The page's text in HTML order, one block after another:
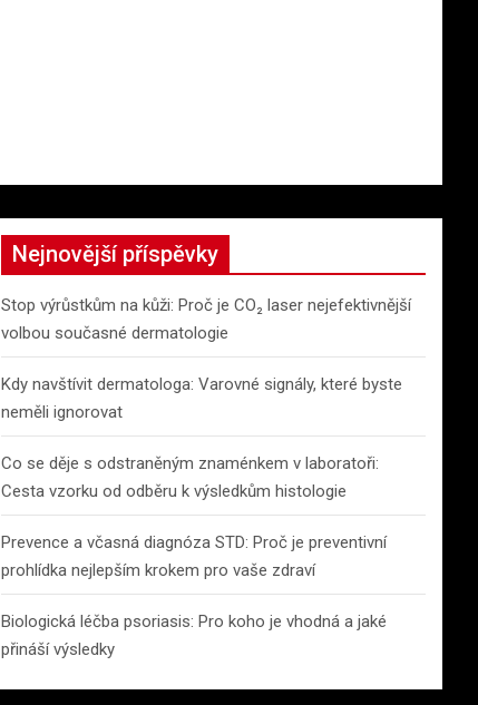
Nejnovější příspěvky
Stop výrůstkům na kůži: Proč je CO₂ laser nejefektivnější
volbou současné dermatologie
Kdy navštívit dermatologa: Varovné signály, které byste
neměli ignorovat
Co se děje s odstraněným znaménkem v laboratoři:
Cesta vzorku od odběru k výsledkům histologie
Prevence a včasná diagnóza STD: Proč je preventivní
prohlídka nejlepším krokem pro vaše zdraví
Biologická léčba psoriasis: Pro koho je vhodná a jaké
přináší výsledky